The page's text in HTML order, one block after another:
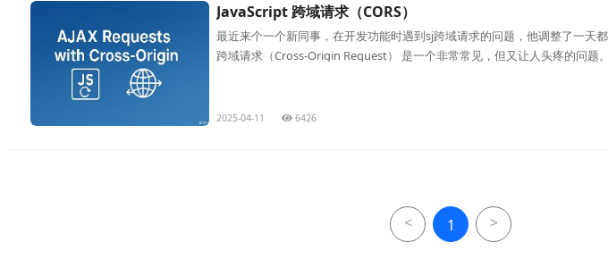
JavaScript 跨域请求（CORS）
最近来个一个新同事，在开发功能时遇到sj跨域请求的问题，他调整了一天
跨域请求（Cross-Origin Request） 是一个非常常见，但又让人头疼的问题
2025-04-11 6426
< 1 >